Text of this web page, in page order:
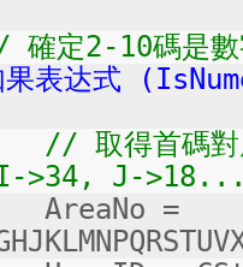
碼是數
對應的區
>34, J-
=